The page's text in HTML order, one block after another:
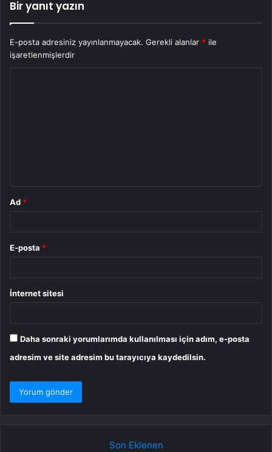
Bir yanıt yazın
E-posta adresiniz yayınlanmayacak. Gerekli alanlar * ile
işaretlenmişlerdir
Ad *
E-posta *
İnternet sitesi
Daha sonraki yorumlarımda kullanılması için adım, e-posta
adresim ve site adresim bu tarayıcıya kaydedilsin.
Son Eklenen